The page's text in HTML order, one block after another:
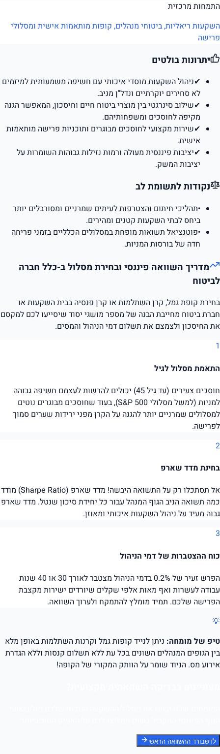
התמחות מרכזית
השקעות ריאליות, ביטוחי מנהלים, קופות מותאמות אישית ומסלולי
פרישה
יתרונות בולטים
✔ניהול השקעות מוסדי איכותי עם חשיפה משמעותית למיזמים
לא סחירים יוקרתיים ונדל"ן מניב.
✔שילוב סינרגטי בין מוצרי ביטוח חיים וחיסכון, המאפשר הגנה
מקיפה לחוסכים ומשפחותיהם.
✔שירות מקצועי לחוסכים מבוגרים ותוכניות פרישה מותאמות
אישית.
✔יציבות פיננסית מעולה ורמות נזילות גבוהות השומרות על
יציבות המשק.
נקודות לתשומת לב
•תהליכי חיתום והצטרפות לעיתים שמרניים ומסורבלים יותר
ביחס לבתי השקעות קטנים ומהירים.
•פוטנציאל תשואות מופחת במסלולים הכלליים בזמני פריחה
חדה של בורסות המניות.
מדריך השוואה פיננסי ובחירת מסלול ב-כלל חברה
לביטוח
בחירת קופת גמל, קרן השתלמות או קרן פנסיה בבית השקעות או
חברת ביטוח מחייבת הבנה של מספר מושגי יסוד שיסייעו לכם למקסם
את החיסכון ולצמצם את תשלום דמי הניהול והמסים.
1
התאמת מסלול לגיל
חוסכים צעירים (עד גיל 45) יכולים להרשות לעצמם חשיפה גבוהה
למניות (למשל מסלולי S&P 500), בעוד שחוסכים מבוגרים נוטים
למסלולים שמרניים יותר להגנה על הקרן מפני ירידות שערים סמוך
לפרישה.
2
בחינת מדד שארפ
אל תסתכלו רק על התשואה היבשה! מדד שארפ (Sharpe Ratio) מודד
כמה תשואה הניב הגוף המנהל עבור כל יחידת סיכון שנטל. מדד שארפ
גבוה מעיד על ניהול השקעות איכותי ומאוזן.
3
כוח ההצטברות של דמי הניהול
הפרש זעיר של 0.2% בדמי הניהול מצטבר לאורך 30 או 40 שנות
עבודה לעשרות ואף מאות אלפי שקלים שיורדים ישירות מקצבת
הפרישה שלכם. תמיד מומלץ להתמקח ולערוך השוואה.
💡
טיפ של מומחה: ניתן לנייד קופות גמל וקרנות השתלמות באופן מלא
בין הגופים המנהלים השונים בכל עת ללא תשלום קנסות וללא הגדרת
אירוע מס. הניוד שומר על הוותק המקורי של הקופה!
לדשבורד ההשוואה הראשי